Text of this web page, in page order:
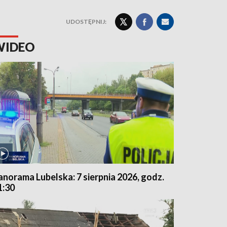
UDOSTĘPNIJ:
Lubelska: 7 sierpnia 2026, godz.